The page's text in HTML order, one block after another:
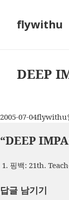
flywithu
DEEP
작
일
2005-07-04글
이
flywithu
“DEEP
핑백: 21th.
답글 남기기